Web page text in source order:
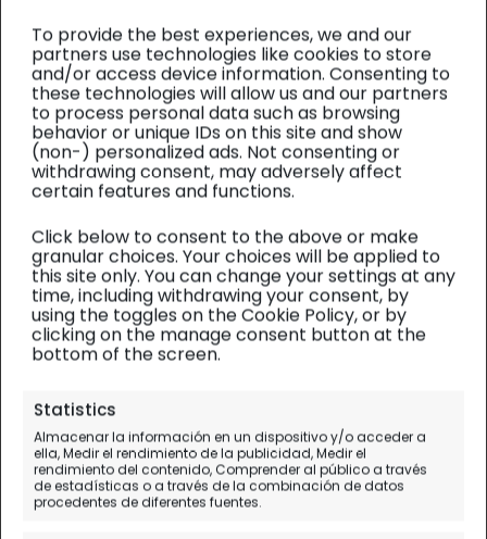
To provide the best experiences, we and our
partners use technologies like cookies to store
and/or access device information. Consenting to
these technologies will allow us and our partners
to process personal data such as browsing
behavior or unique IDs on this site and show
(non-) personalized ads. Not consenting or
withdrawing consent, may adversely affect
certain features and functions.
Click below to consent to the above or make
granular choices. Your choices will be applied to
this site only. You can change your settings at any
time, including withdrawing your consent, by
using the toggles on the Cookie Policy, or by
clicking on the manage consent button at the
bottom of the screen.
Statistics
Almacenar la información en un dispositivo y/o acceder a
ella, Medir el rendimiento de la publicidad, Medir el
rendimiento del contenido, Comprender al público a través
de estadísticas o a través de la combinación de datos
procedentes de diferentes fuentes.
Dónde alojarse en Roma:
MEJORES ZONAS y hoteles